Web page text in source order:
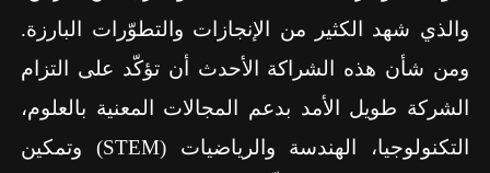
والذي شهد الكثير من الإنجازات والتطوّرات البارزة.
ومن شأن هذه الشراكة الأحدث أن تؤكّد على التزام
الشركة طويل الأمد بدعم المجالات المعنية بالعلوم،
التكنولوجيا، الهندسة والرياضيات (STEM) وتمكين